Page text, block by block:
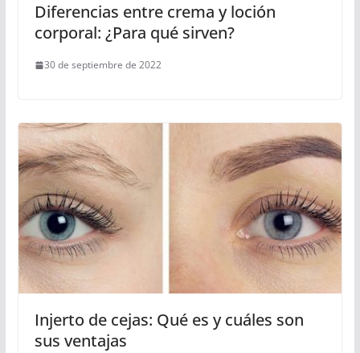
Diferencias entre crema y loción
corporal: ¿Para qué sirven?
30 de septiembre de 2022
Injerto de cejas: Qué es y cuáles son
sus ventajas